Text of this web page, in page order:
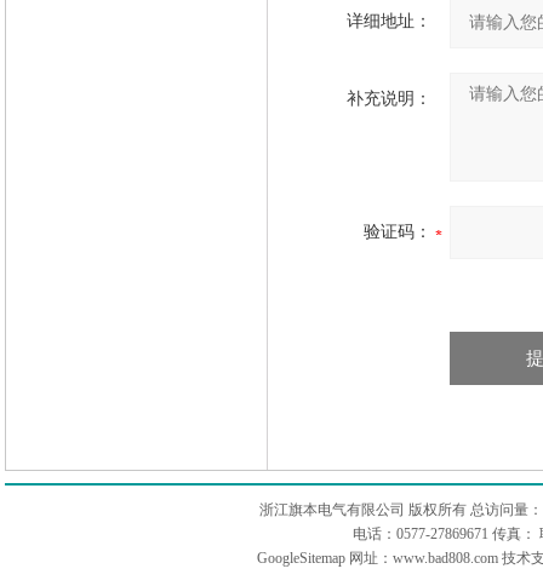
详细地址：
补充说明：
验证码：
浙江旗本电气有限公司 版权所有 总访问量：
电话：0577-27869671 传真
GoogleSitemap 网址：www.bad808.com 技